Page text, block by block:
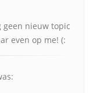
geen nieuw topic
even op me! (: